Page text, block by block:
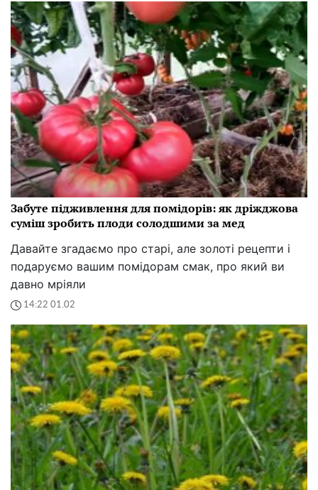
Забуте підживлення для помідорів: як дріжджова
суміш зробить плоди солодшими за мед
Давайте згадаємо про старі, але золоті рецепти і
подаруємо вашим помідорам смак, про який ви
давно мріяли
14:22 01.02